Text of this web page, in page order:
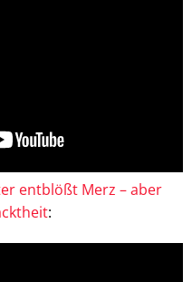
entblößt Merz – aber
: